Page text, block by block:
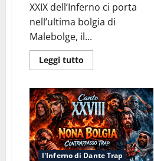
XXIX dell’Inferno ci porta
nell’ultima bolgia di
Malebolge, il...
Leggi tutto
di
Inferno
Canto
XXIX:
Malebolge
Freestyle
l'Inferno di Dante Trap